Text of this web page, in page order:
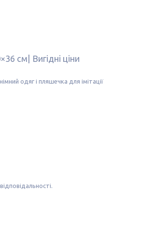
см| Вигідні ціни
одяг і пляшечка для імітації